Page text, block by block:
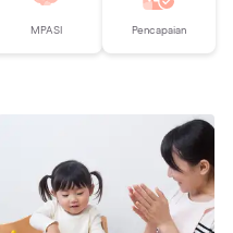
MPASI Pencapaian